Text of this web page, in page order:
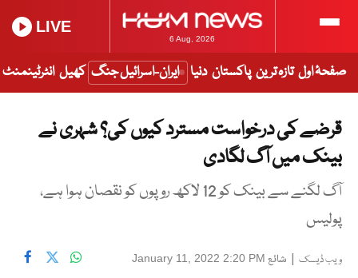
6 Aug, 2026
LIVE
صفحۂ اول تازہ ترین پاکستان دنیا ایران-اسرائیل جنگ کھیل انٹرٹینمنٹ
قرضے کی درخواست مسترد کیوں کی؟ شہری نے
بینک میں آگ لگادی
آگ لگنے سے بینک کو 12 لاکھ روپوں کو نقصان ہوا ہے،
پولیس
ویب ڈیسک | شائع January 11, 2022 2:20 PM